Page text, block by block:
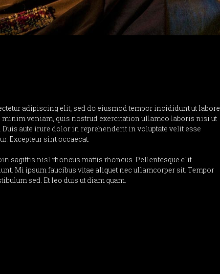
adipiscing elit, sed do eiusmod tempor incididunt ut labore
minim veniam, quis nostrud exercitation ullamco laboris nisi ut
aute irure dolor in reprehenderit in voluptate velit esse
Excepteur sint occaecat.
sagittis nisl rhoncus mattis rhoncus. Pellentesque elit
Mi ipsum faucibus vitae aliquet nec ullamcorper sit. Tempor
sed. Et leo duis ut diam quam.